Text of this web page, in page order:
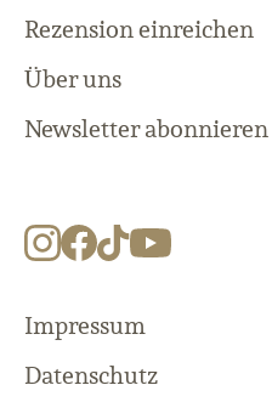
Rezension einreichen
Über uns
Newsletter abonnieren
Impressum
Datenschutz